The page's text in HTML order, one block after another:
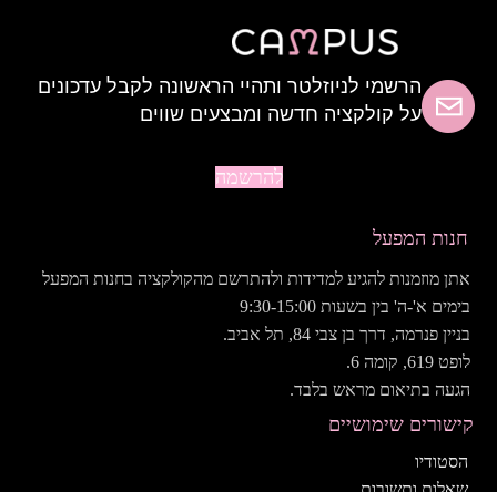
הרשמי לניוזלטר ותהיי הראשונה לקבל עדכונים
על קולקציה חדשה ומבצעים שווים
להרשמה
חנות המפעל
אתן מוזמנות להגיע למדידות ולהתרשם מהקולקציה בחנות המפעל
בימים א'-ה' בין בשעות 9:30-15:00
בניין פנרמה, דרך בן צבי 84, תל אביב.
לופט 619, קומה 6.
הגעה בתיאום מראש בלבד.
קישורים שימושיים
הסטודיו